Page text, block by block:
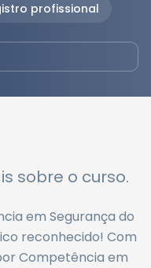
profissional
sobre o curso.
em Segurança do
reconhecido! Com
Competência em